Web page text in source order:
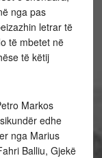
nga pas
letrar të
të mbetet në
të këtij
Markos
edhe
nga Marius
Balliu, Gjekë